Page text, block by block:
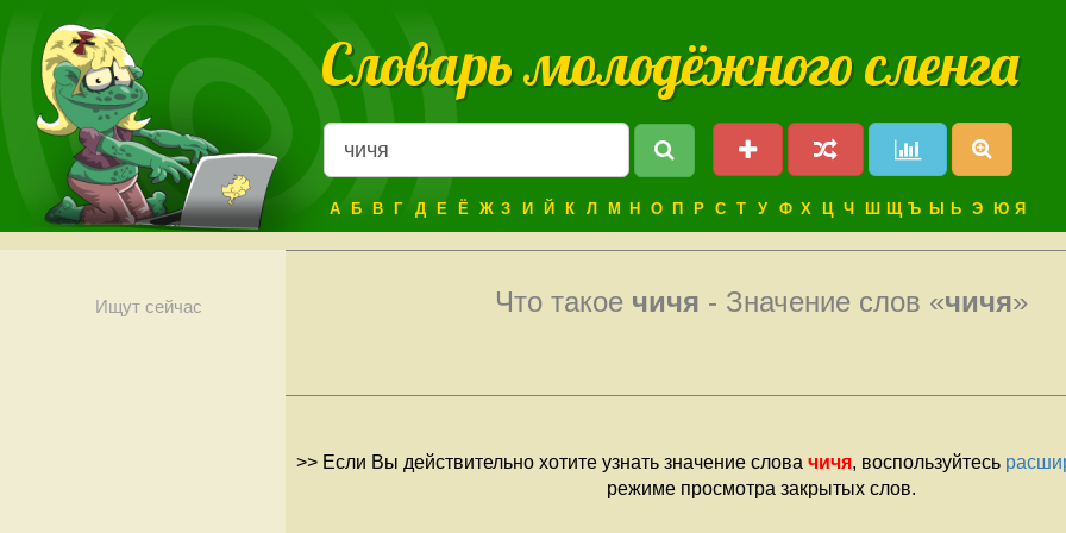
Словарь молодёжного сленга
А Б В Г Д Е Ё Ж З И Й К Л М Н О П Р С Т У Ф Х Ц Ч Ш Щ Ъ Ы Ь Э Ю Я
Ищут сейчас Что такое чичя - Значение слов «чичя»
>> Если Вы действительно хотите узнать значение слова чичя, воспользуйтесь
режиме просмотра закрытых слов.